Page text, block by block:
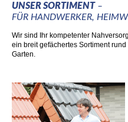
UNSER SORTIMENT–
FÜR HANDWERKER,
Wir sind Ihr kompetenter
ein breit gefächertes Sortiment
Garten.